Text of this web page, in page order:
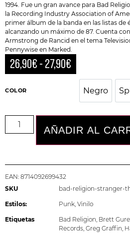
1994. Fue un gran avance para Bad
la Recording Industry Association of
primer álbum de la banda en las listas de
alcanzando un máximo de 87. Cuenta
Armstrong de Rancid en el tema
Pennywise en Marked.
26,90€ - 27,90€
COLOR Negro
Negro
AÑADIR AL
EAN: 8714092699432
SKU
bad-religion-stranger-
Estilos: Punk, Vinilo
Etiquetas Bad Religion, Brett
Records, Greg Graffin,